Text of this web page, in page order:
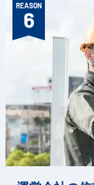
REASON
6